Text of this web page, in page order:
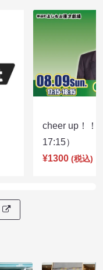
cheer up！
17:15）
¥1300 (税込)